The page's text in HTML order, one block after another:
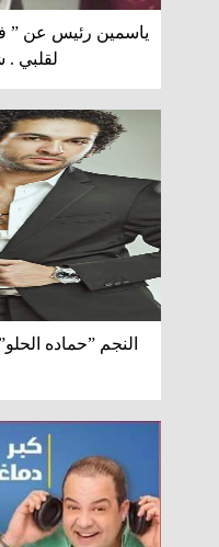
ياسمين رئيس عن ”
لقلبي
النجم ”حماده